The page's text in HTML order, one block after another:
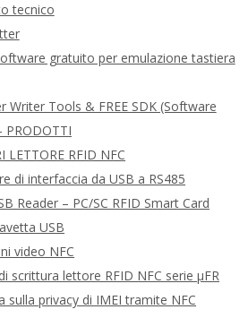
tecnico
gratuito per emulazione tastiera
Writer Tools & FREE SDK (Software
LETTORE RFID NFC
di interfaccia da USB a RS485
Reader – PC/SC RFID Smart Card
USB
video NFC
scrittura lettore RFID NFC serie μFR
sulla privacy di IMEI tramite NFC